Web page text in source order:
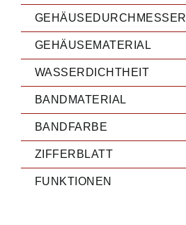
GEHÄUSEDURCHMESSER
GEHÄUSEMATERIAL
WASSERDICHTHEIT
BANDMATERIAL
BANDFARBE
ZIFFERBLATT
FUNKTIONEN